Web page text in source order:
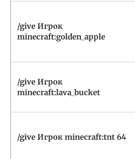
/give Игрок
minecraft:golden_apple
/give Игрок
minecraft:lava_bucket
/give Игрок minecraft:tnt 64